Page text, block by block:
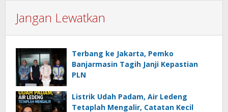
Jangan Lewatkan
Terbang ke Jakarta, Pemko
Banjarmasin Tagih Janji Kepastian
PLN
Listrik Udah Padam, Air Ledeng
Tetaplah Mengalir, Catatan Kecil